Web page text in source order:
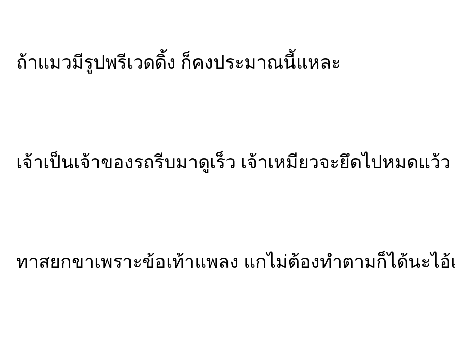
ถ้าแมวมีรูปพรีเวดดิ้ง ก็คงประมาณนี้แหละ
เจ้าเป็นเจ้าของรถรีบมาดูเร็ว เจ้าเหมียวจะยึดไปหมดแว้ว
ทาสยกขาเพราะข้อเท้าแพลง แกไม่ต้องทำตามก็ได้นะไอ้